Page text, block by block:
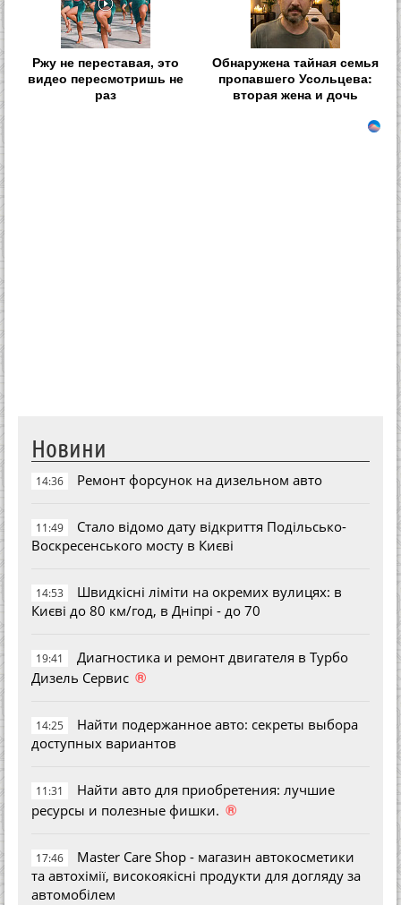
Ржу не переставая, это
видео пересмотришь не
раз
Обнаружена тайная семья
пропавшего Усольцева:
вторая жена и дочь
Новини
14:36 Ремонт форсунок на дизельном авто
11:49
Стало відомо дату відкриття Подільсько-
Воскресенського мосту в Києві
14:53
Швидкісні ліміти на окремих вулицях: в
Києві до 80 км/год, в Дніпрі - до 70
19:41
Диагностика и ремонт двигателя в Турбо
Дизель Сервис ®
14:25
Найти подержанное авто: секреты выбора
доступных вариантов
11:31
Найти авто для приобретения: лучшие
ресурсы и полезные фишки. ®
17:46
Master Care Shop - магазин автокосметики
та автохімії, високоякісні продукти для догляду за
автомобілем